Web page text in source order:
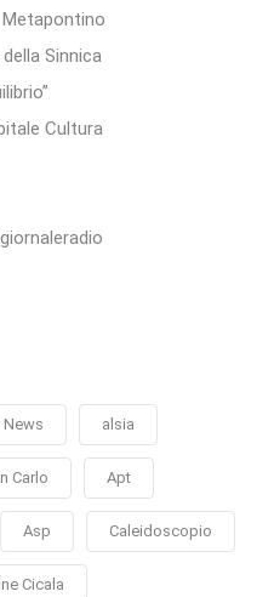
Sinnica
Cultura
News alsia
Carlo Apt
Asp Caleidoscopio
Cicala